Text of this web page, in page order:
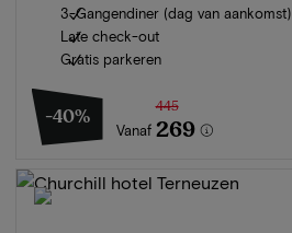
3-Gangendiner (dag van aankomst)
Late check-out
Gratis parkeren
-40%
Vanaf
445
269